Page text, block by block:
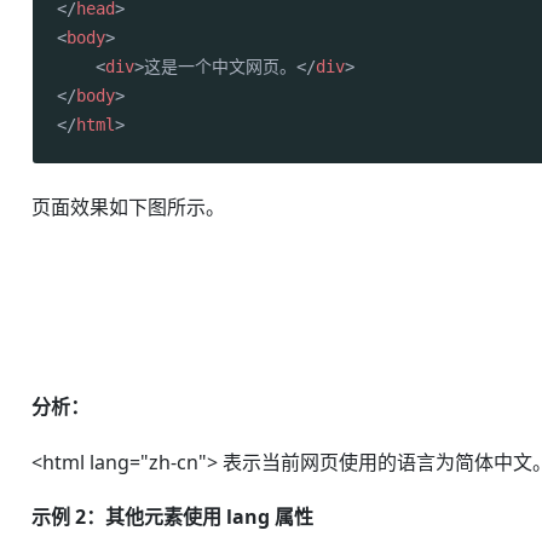
</head>
<body>
<div>这是一个中文网页。 </div>
</body>
</html>
页面效果如下图所示。
分析：
<html lang="zh-cn"> 表示当前网页使用的语言为简体中文
示例 2：其他元素使用 lang 属性